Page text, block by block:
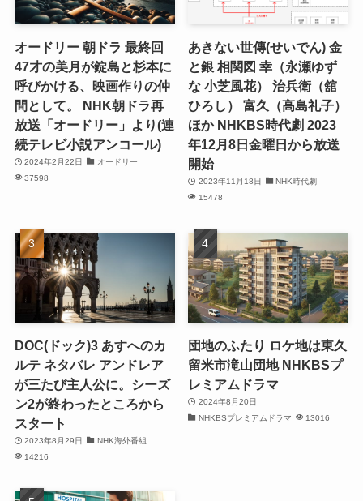
オードリー 朝ドラ 最終回
47才の美月が錠島と杉本に
呼びかける、映画作りの仲
間として。 NHK朝ドラ再
放送「オードリー」より(連
続テレビ小説アンコール)
2024年2月22日
オードリー
37598
あきない世傳(せいでん) 金
と銀 相関図 幸（永瀬ゆず
な 小芝風花） 治兵衛（舘
ひろし） 富久（高島礼子）
ほか NHKBS時代劇 2023
年12月8日金曜日から放送
開始
2023年11月18日
NHK時代劇
15478
DOC(ドック)3 あすへのカ
ルテ ネタバレ アンドレア
が三たび主人公に。シーズ
ン2が終わったところから
スタート
2023年8月29日
NHK海外番組
14216
団地のふたり ロケ地は東久
留米市滝山団地 NHKBSプ
レミアムドラマ
2024年8月20日
NHKBSプレミアムドラマ
13016